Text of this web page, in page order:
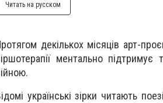
Читать на русском
декількох місяців арт-
ментально
українські зірки читають